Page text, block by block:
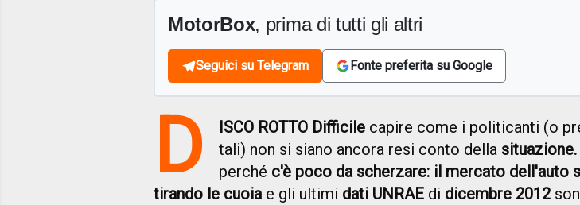
MotorBox, prima di tutti gli altri
Seguici su Telegram Fonte preferita su Google
D ISCO ROTTO Difficile capire come i politicanti (o
tali) non si siano ancora resi conto della situazione.
perché c'è poco da scherzare: il mercato dell'auto
tirando le cuoiae gli ultimi dati UNRAE di dicembre 2012